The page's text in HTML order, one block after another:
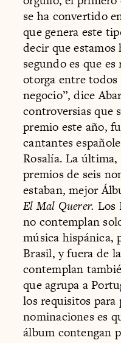
se ha convertido
que genera este
decir que
segundo es que
otorga entre todos
negocio”, dice
controversias que
premio este año,
cantantes
Rosalía. La
premios de seis
estaban, mejor
El Mal Querer. Los
no contemplan
música hispánica,
Brasil, y fuera de
contemplan
que agrupa a
los requisitos para
nominaciones es
álbum contengan